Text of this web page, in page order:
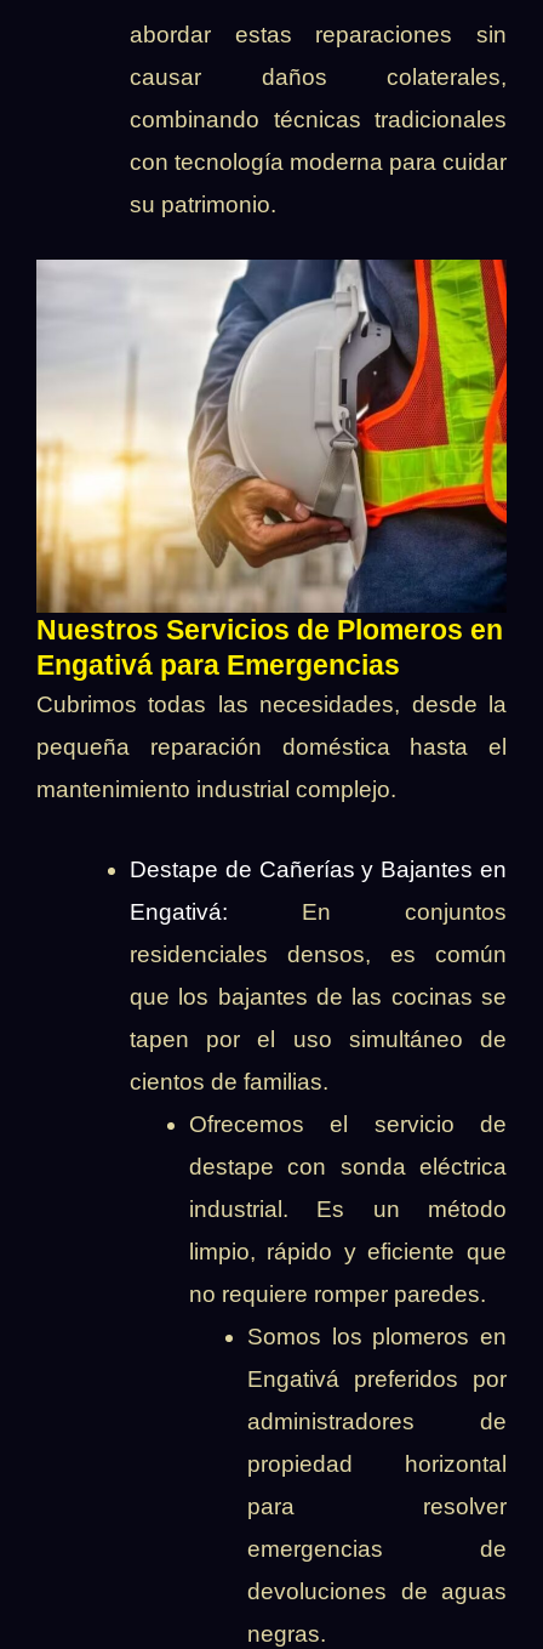
abordar estas reparaciones sin
causar daños colaterales,
combinando técnicas tradicionales
con tecnología moderna para cuidar
su patrimonio.
Nuestros Servicios de Plomeros en
Engativá para Emergencias
Cubrimos todas las necesidades, desde la
pequeña reparación doméstica hasta el
mantenimiento industrial complejo.
Destape de Cañerías y Bajantes en
Engativá: En conjuntos
residenciales densos, es común
que los bajantes de las cocinas se
tapen por el uso simultáneo de
cientos de familias.
Ofrecemos el servicio de
destape con sonda eléctrica
industrial. Es un método
limpio, rápido y eficiente que
no requiere romper paredes.
Somos los plomeros en
Engativá preferidos por
administradores de
propiedad horizontal
para resolver
emergencias de
devoluciones de aguas
negras.